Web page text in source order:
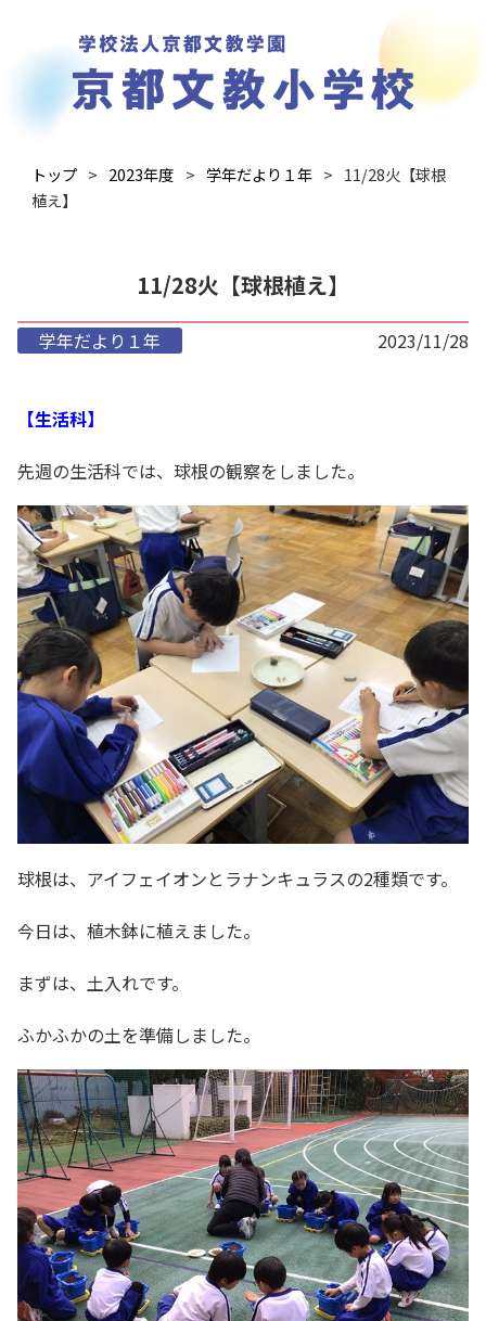
トップ 2023年度 学年だより１年
11/28火【球根
植え】
11/28火【球根植え】
学年だより１年 2023/11/28
【生活科】
先週の生活科では、球根の観察をしました。
球根は、アイフェイオンとラナンキュラスの2種類です。
今日は、植木鉢に植えました。
まずは、土入れです。
ふかふかの土を準備しました。